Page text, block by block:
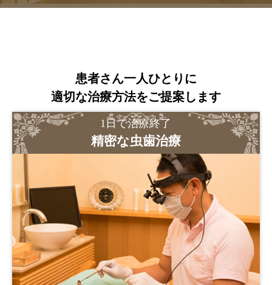
患者さん一人ひとりに
適切な治療方法をご提案します
1日で治療終了
精密な虫歯治療